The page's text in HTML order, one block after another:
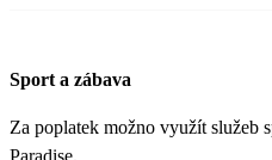
Sport a zábava
Za poplatek možno využít služeb